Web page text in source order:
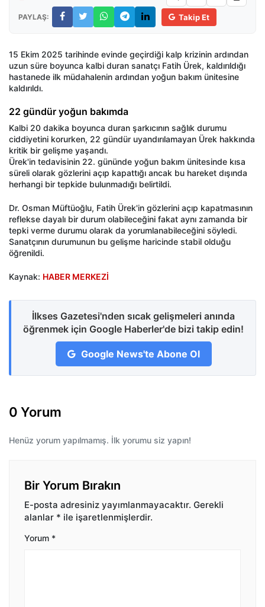
PAYLAŞ: Takip Et
15 Ekim 2025 tarihinde evinde geçirdiği kalp krizinin ardından
uzun süre boyunca kalbi duran sanatçı Fatih Ürek, kaldırıldığı
hastanede ilk müdahalenin ardından yoğun bakım ünitesine
kaldırıldı.
22 gündür yoğun bakımda
Kalbi 20 dakika boyunca duran şarkıcının sağlık durumu
ciddiyetini korurken, 22 gündür uyandırılamayan Ürek hakkında
kritik bir gelişme yaşandı.
Ürek'in tedavisinin 22. gününde yoğun bakım ünitesinde kısa
süreli olarak gözlerini açıp kapattığı ancak bu hareket dışında
herhangi bir tepkide bulunmadığı belirtildi.
Dr. Osman Müftüoğlu, Fatih Ürek'in gözlerini açıp kapatmasının
reflekse dayalı bir durum olabileceğini fakat aynı zamanda bir
tepki verme durumu olarak da yorumlanabileceğini söyledi.
Sanatçının durumunun bu gelişme haricinde stabil olduğu
öğrenildi.
Kaynak: HABER MERKEZİ
İlkses Gazetesi'nden sıcak gelişmeleri anında
öğrenmek için Google Haberler'de bizi takip edin!
Google News'te Abone Ol
0 Yorum
Henüz yorum yapılmamış. İlk yorumu siz yapın!
Bir Yorum Bırakın
E-posta adresiniz yayımlanmayacaktır. Gerekli
alanlar * ile işaretlenmişlerdir.
Yorum *